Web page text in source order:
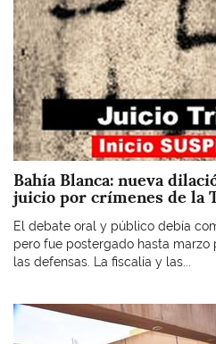
Bahía Blanca: nueva
juicio por crímenes de la
El debate oral y público debía
pero fue postergado hasta
las defensas. La fiscalía y las...
Imagen